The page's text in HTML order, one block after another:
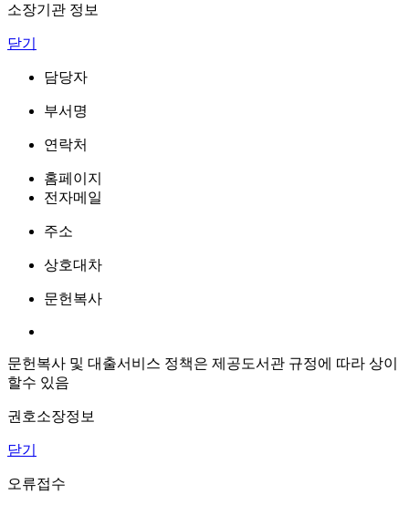
소장기관 정보
닫기
담당자
부서명
연락처
홈페이지
전자메일
주소
상호대차
문헌복사
문헌복사 및 대출서비스 정책은 제공도서관 규정에 따라 상이
할수 있음
권호소장정보
닫기
오류접수